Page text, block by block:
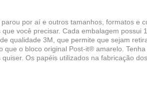
por aí e outros tamanhos, formatos e
você precisar. Cada embalagem possui
qualidade 3M, que permite que sejam
o bloco original Post-it® amarelo.
Os papéis utilizados na fabricação